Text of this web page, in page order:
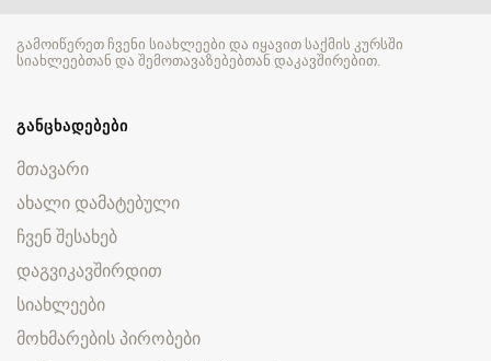
გამოიწერეთ ჩვენი სიახლეები და იყავით საქმის კურსში
სიახლეებთან და შემოთავაზებებთან დაკავშირებით.
ᲒᲐᲜᲪᲮᲐᲓᲔᲑᲔᲑᲘ
მთავარი
ახალი დამატებული
ჩვენ შესახებ
დაგვიკავშირდით
სიახლეები
მოხმარების პირობები